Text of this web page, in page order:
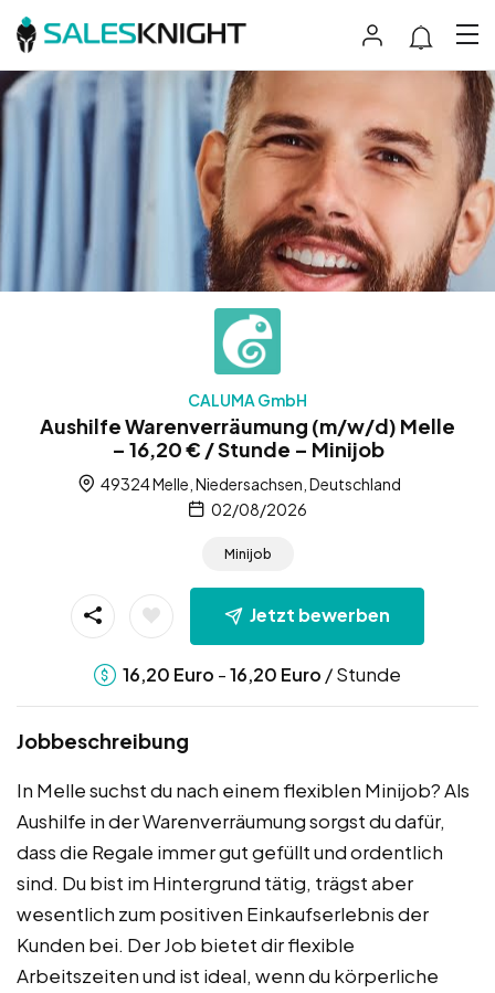
CALUMA GmbH
Aushilfe Warenverräumung (m/w/d) Melle
– 16,20 € / Stunde – Minijob
49324 Melle, Niedersachsen, Deutschland
02/08/2026
Minijob
Jetzt bewerben
16,20 Euro -16,20 Euro / Stunde
Jobbeschreibung
In Melle suchst du nach einem flexiblen Minijob? Als
Aushilfe in der Warenverräumung sorgst du dafür,
dass die Regale immer gut gefüllt und ordentlich
sind. Du bist im Hintergrund tätig, trägst aber
wesentlich zum positiven Einkaufserlebnis der
Kunden bei. Der Job bietet dir flexible
Arbeitszeiten und ist ideal, wenn du körperliche